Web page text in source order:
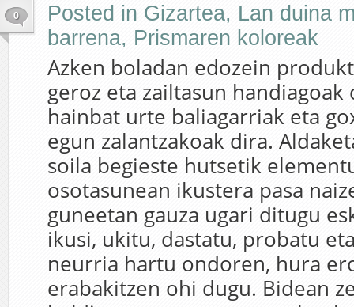
0 Posted in Gizartea, Lan duina
barrena, Prismaren koloreak
Azken boladan edozein
geroz eta zailtasun handiagoak
hainbat urte baliagarriak eta
egun zalantzakoak dira.
soila begieste hutsetik
osotasunean ikustera pasa
guneetan gauza ugari ditugu
ikusi, ukitu, dastatu, probatu
neurria hartu ondoren, hura
erabakitzen ohi dugu. Bidean